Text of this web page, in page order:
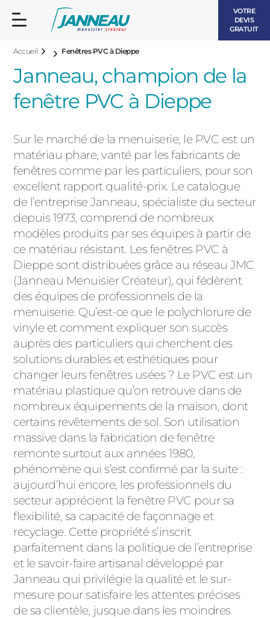
VOTRE
DEVIS
GRATUIT
Accueil Fenêtres PVC à Dieppe
Janneau, champion de la
fenêtre PVC à Dieppe
Sur le marché de la menuiserie, le PVC est un
matériau phare, vanté par les fabricants de
fenêtres comme par les particuliers, pour son
excellent rapport qualité-prix. Le catalogue
de l’entreprise Janneau, spécialiste du secteur
depuis 1973, comprend de nombreux
modèles produits par ses équipes à partir de
ce matériau résistant. Les fenêtres PVC à
Dieppe sont distribuées grâce au réseau JMC
(Janneau Menuisier Créateur), qui fédèrent
des équipes de professionnels de la
menuiserie. Qu’est-ce que le polychlorure de
vinyle et comment expliquer son succès
auprès des particuliers qui cherchent des
solutions durables et esthétiques pour
changer leurs fenêtres usées ? Le PVC est un
matériau plastique qu’on retrouve dans de
nombreux équipements de la maison, dont
certains revêtements de sol. Son utilisation
massive dans la fabrication de fenêtre
remonte surtout aux années 1980,
phénomène qui s’est confirmé par la suite :
aujourd’hui encore, les professionnels du
secteur apprécient la fenêtre PVC pour sa
flexibilité, sa capacité de façonnage et
recyclage. Cette propriété s’inscrit
parfaitement dans la politique de l’entreprise
et le savoir-faire artisanal développé par
Janneau qui privilégie la qualité et le sur-
mesure pour satisfaire les attentes précises
de sa clientèle, jusque dans les moindres
FENÊTRES ET PORTES-FENÊTRES
BOIS
PVC
ALUMINIUM
ACIER
BAIES VITRÉES
PORTES D’ENTRÉE
LES CONTEMPORAINES
LES INTEMPORELLES
LES LUMINEUSES
VOLETS ROULANTS
PERGOLAS
PORTAILS ET PORTILLONS
CARPORTS
CLÔTURES